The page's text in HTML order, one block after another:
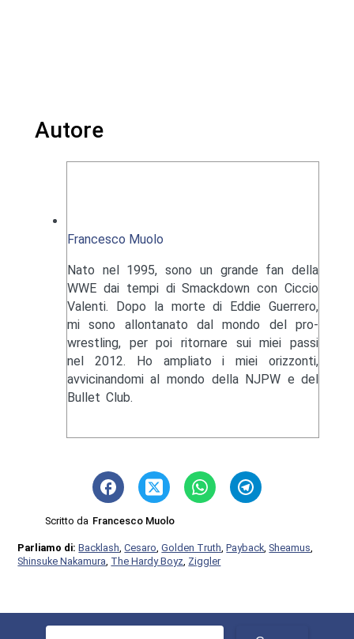
Autore
Francesco Muolo
Nato nel 1995, sono un grande fan della
WWE dai tempi di Smackdown con Ciccio
Valenti. Dopo la morte di Eddie Guerrero,
mi sono allontanato dal mondo del pro-
wrestling, per poi ritornare sui miei passi
nel 2012. Ho ampliato i miei orizzonti,
avvicinandomi al mondo della NJPW e del
Bullet Club.
Scritto da Francesco Muolo
Parliamo di:Backlash ,Cesaro ,Golden Truth ,Payback ,Sheamus
Shinsuke Nakamura The Hardy Boyz Ziggler